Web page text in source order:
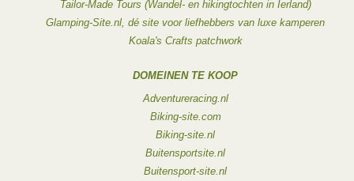
Tailor-Made Tours (Wandel- en hikingtochten in Ierland)
Glamping-Site.nl, dé site voor liefhebbers van luxe kamperen
Koala's Crafts patchwork
DOMEINEN TE KOOP
Adventureracing.nl
Biking-site.com
Biking-site.nl
Buitensportsite.nl
Buitensport-site.nl